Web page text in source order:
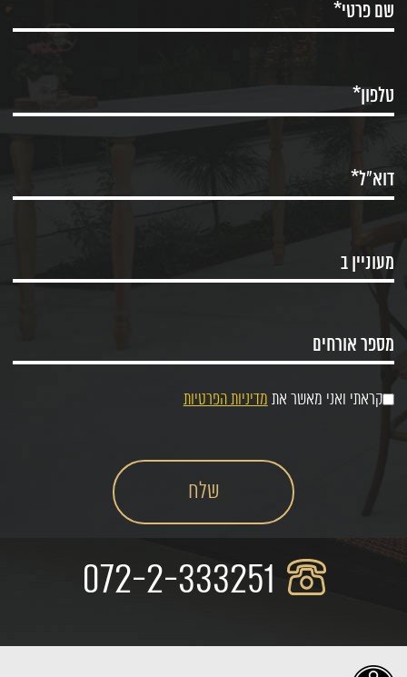
קראתי ואני מאשר את מדיניות הפרטיות